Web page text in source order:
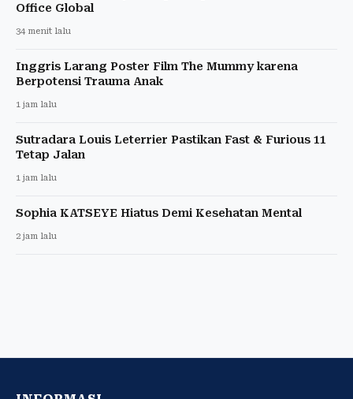
Office Global
34 menit lalu
Inggris Larang Poster Film The Mummy karena
Berpotensi Trauma Anak
1 jam lalu
Sutradara Louis Leterrier Pastikan Fast & Furious 11
Tetap Jalan
1 jam lalu
Sophia KATSEYE Hiatus Demi Kesehatan Mental
2 jam lalu